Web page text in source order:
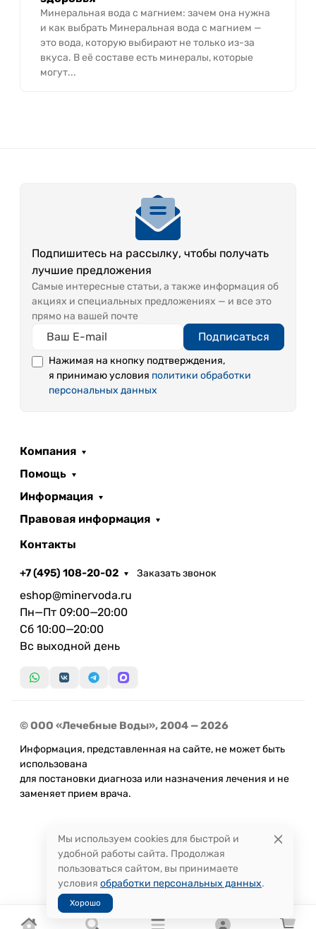
Минеральная вода с магнием: зачем она нужна
и как выбрать Минеральная вода с магнием —
это вода, которую выбирают не только из-за
вкуса. В её составе есть минералы, которые
могут...
Подпишитесь на рассылку, чтобы получать
лучшие предложения
Самые интересные статьи, а также информация об
акциях и специальных предложениях — и все это
прямо на вашей почте
Подписаться
Нажимая на кнопку подтверждения,
я принимаю условия политики обработки
персональных данных
Компания
Помощь
Информация
Правовая информация
Контакты
+7 (495) 108-20-02 Заказать звонок
eshop@minervoda.ru
Пн—Пт 09:00—20:00
Сб 10:00—20:00
Вс выходной день
© ООО «Лечебные Воды», 2004 — 2026
Информация, представленная на сайте, не может быть
использована
для постановки диагноза или назначения лечения и не
заменяет прием врача.
Мы используем cookies для быстрой и
удобной работы сайта. Продолжая
пользоваться сайтом, вы принимаете
условия обработки персональных данных.
Хорошо